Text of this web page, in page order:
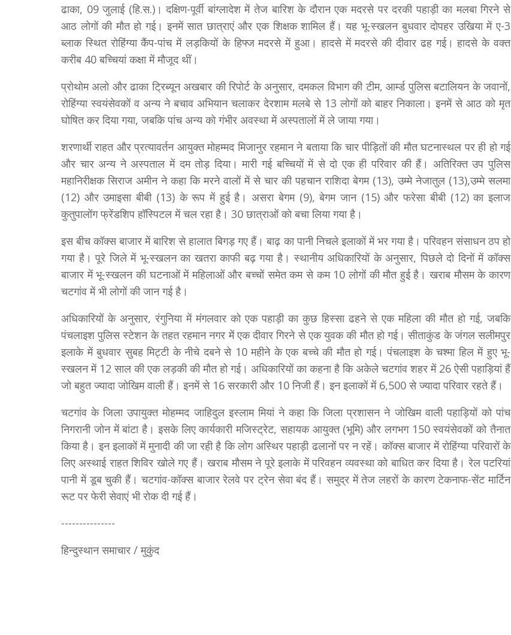
ढाका, 09 जुलाई (हि.स.)। दक्षिण-पूर्वी बांग्लादेश में तेज बारिश के दौरान एक मदरसे पर दरकी पहाड़ी का मलबा गिरने से
आठ लोगों की मौत हो गई। इनमें सात छात्राएं और एक शिक्षक शामिल हैं। यह भू-स्खलन बुधवार दोपहर उखिया में ए-3
ब्लाक स्थित रोहिंग्या कैंप-पांच में लड़कियों के हिफ्ज मदरसे में हुआ। हादसे में मदरसे की दीवार ढह गई। हादसे के वक्त
करीब 40 बच्चियां कक्षा में मौजूद थीं।
प्रोथोम अलो और ढाका ट्रिब्यून अखबार की रिपोर्ट के अनुसार, दमकल विभाग की टीम, आर्म्ड पुलिस बटालियन के जवानों,
रोहिंग्या स्वयंसेवकों व अन्य ने बचाव अभियान चलाकर देरशाम मलबे से 13 लोगों को बाहर निकाला। इनमें से आठ को मृत
घोषित कर दिया गया, जबकि पांच अन्य को गंभीर अवस्था में अस्पतालों में ले जाया गया।
शरणार्थी राहत और प्रत्यावर्तन आयुक्त मोहम्मद मिजानुर रहमान ने बताया कि चार पीड़ितों की मौत घटनास्थल पर ही हो गई
और चार अन्य ने अस्पताल में दम तोड़ दिया। मारी गई बच्चियों में से दो एक ही परिवार की हैं। अतिरिक्त उप पुलिस
महानिरीक्षक सिराज अमीन ने कहा कि मरने वालों में से चार की पहचान राशिदा बेगम (13), उम्मे नेजातुल (13),उम्मे सलमा
(12) और उमाइसा बीबी (13) के रूप में हुई है। असरा बेगम (9), बेगम जान (15) और फरेसा बीबी (12) का इलाज
कुतुपालोंग फ्रेंडशिप हॉस्पिटल में चल रहा है। 30 छात्राओं को बचा लिया गया है।
इस बीच कॉक्स बाजार में बारिश से हालात बिगड़ गए हैं। बाढ़ का पानी निचले इलाकों में भर गया है। परिवहन संसाधन ठप हो
गया है। पूरे जिले में भू-स्खलन का खतरा काफी बढ़ गया है। स्थानीय अधिकारियों के अनुसार, पिछले दो दिनों में कॉक्स
बाजार में भू-स्खलन की घटनाओं में महिलाओं और बच्चों समेत कम से कम 10 लोगों की मौत हुई है। खराब मौसम के कारण
चटगांव में भी लोगों की जान गई है।
अधिकारियों के अनुसार, रंगुनिया में मंगलवार को एक पहाड़ी का कुछ हिस्सा ढहने से एक महिला की मौत हो गई, जबकि
पंचलाइश पुलिस स्टेशन के तहत रहमान नगर में एक दीवार गिरने से एक युवक की मौत हो गई। सीताकुंड के जंगल सलीमपुर
इलाके में बुधवार सुबह मिट्टी के नीचे दबने से 10 महीने के एक बच्चे की मौत हो गई। पंचलाइश के चश्मा हिल में हुए भू-
स्खलन में 12 साल की एक लड़की की मौत हो गई। अधिकारियों का कहना है कि अकेले चटगांव शहर में 26 ऐसी पहाड़ियां हैं
जो बहुत ज्यादा जोखिम वाली हैं। इनमें से 16 सरकारी और 10 निजी हैं। इन इलाकों में 6,500 से ज्यादा परिवार रहते हैं।
चटगांव के जिला उपायुक्त मोहम्मद जाहिदुल इस्लाम मियां ने कहा कि जिला प्रशासन ने जोखिम वाली पहाड़ियों को पांच
निगरानी जोन में बांटा है। इसके लिए कार्यकारी मजिस्ट्रेट, सहायक आयुक्त (भूमि) और लगभग 150 स्वयंसेवकों को तैनात
किया है। इन इलाकों में मुनादी की जा रही है कि लोग अस्थिर पहाड़ी ढलानों पर न रहें। कॉक्स बाजार में रोहिंग्या परिवारों के
लिए अस्थाई राहत शिविर खोले गए हैं। खराब मौसम ने पूरे इलाके में परिवहन व्यवस्था को बाधित कर दिया है। रेल पटरियां
पानी में डूब चुकी हैं। चटगांव-कॉक्स बाजार रेलवे पर ट्रेन सेवा बंद हैं। समुद्र में तेज लहरों के कारण टेकनाफ-सेंट मार्टिन
रूट पर फेरी सेवाएं भी रोक दी गई हैं।
---------------
हिन्दुस्थान समाचार / मुकुंद